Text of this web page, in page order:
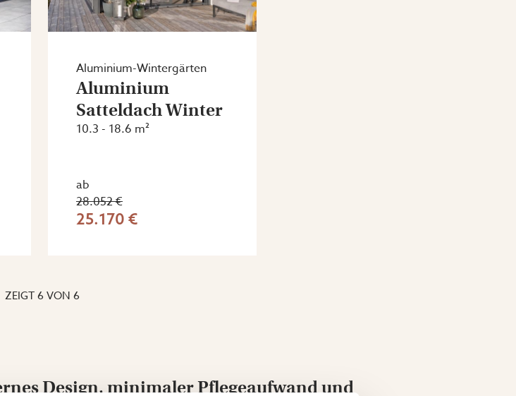
Aluminium-Wintergärten
Aluminium
Satteldach Winter
10.3 - 18.6 m²
ab
28.052 €
25.170 €
ZEIGT6 VON 6
Design, minimaler Pflegeaufwand und